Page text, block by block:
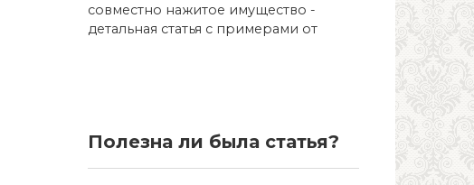
совместно нажитое имущество -
детальная статья с примерами от
Полезна ли была статья?